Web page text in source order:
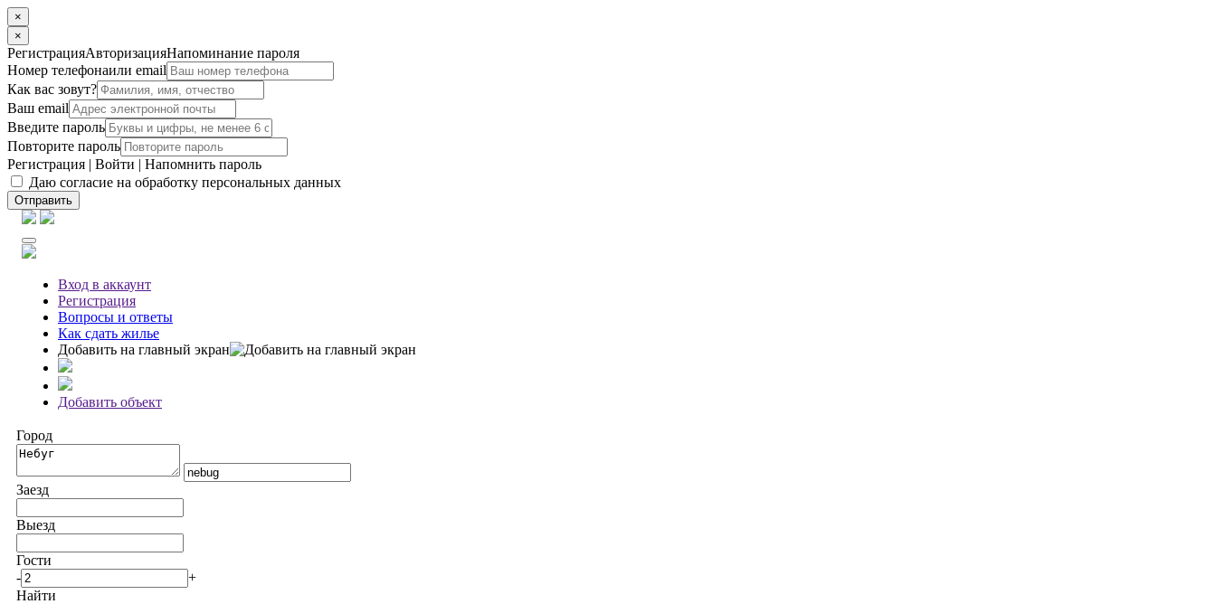
×
×
РегистрацияАвторизацияНапоминание пароля
Номер телефонаили email
Как вас зовут?
Ваш email
Введите пароль
Повторите пароль
Регистрация | Войти | Напомнить пароль
Даю согласие на обработку персональных данных
Отправить
Вход в аккаунт
Регистрация
Вопросы и ответы
Как сдать жилье
Добавить на главный экран
Добавить объект
Город
Заезд
Выезд
Гости
-
+
Найти